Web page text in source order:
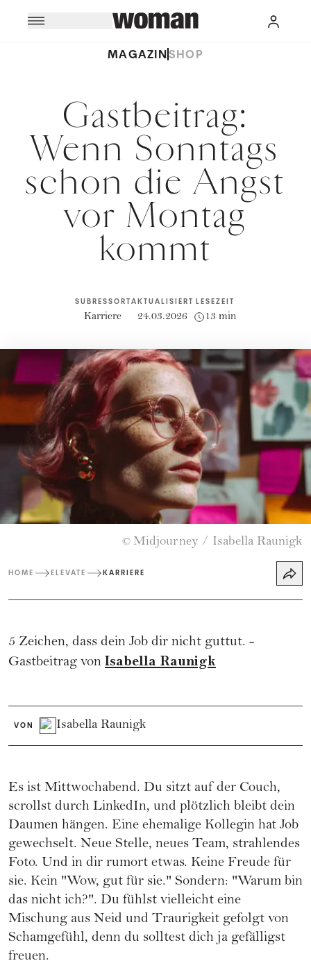
MAGAZINSHOP
Gastbeitrag:
Wenn Sonntags
schon die Angst
vor Montag
kommt
SUBRESSORT
Karriere
AKTUALISIERT
24.03.2026
LESEZEIT
13 min
© Midjourney / Isabella Raunigk
HOME ELEVATE KARRIERE
5 Zeichen, dass dein Job dir nicht guttut. -
Gastbeitrag von Isabella Raunigk
VON Isabella Raunigk
Es ist Mittwochabend. Du sitzt auf der Couch,
scrollst durch LinkedIn, und plötzlich bleibt dein
Daumen hängen. Eine ehemalige Kollegin hat Job
gewechselt. Neue Stelle, neues Team, strahlendes
Foto. Und in dir rumort etwas. Keine Freude für
sie. Kein "Wow, gut für sie." Sondern: "Warum bin
das nicht ich?". Du fühlst vielleicht eine
Mischung aus Neid und Traurigkeit gefolgt von
Schamgefühl, denn du solltest dich ja gefälligst
freuen.